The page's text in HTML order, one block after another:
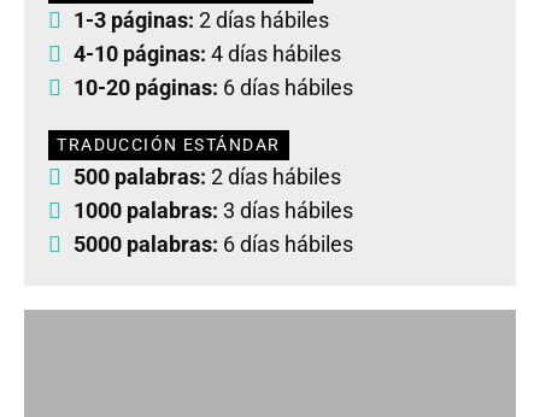
1-3 páginas: 2 días hábiles
4-10 páginas: 4 días hábiles
10-20 páginas: 6 días hábiles
TRADUCCIÓN ESTÁNDAR
500 palabras: 2 días hábiles
1000 palabras: 3 días hábiles
5000 palabras: 6 días hábiles